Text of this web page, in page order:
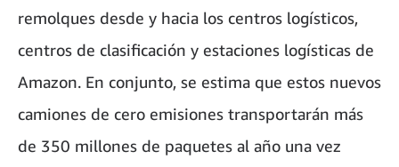
remolques desde y hacia los centros logísticos,
centros de clasificación y estaciones logísticas de
Amazon. En conjunto, se estima que estos nuevos
camiones de cero emisiones transportarán más
de 350 millones de paquetes al año una vez